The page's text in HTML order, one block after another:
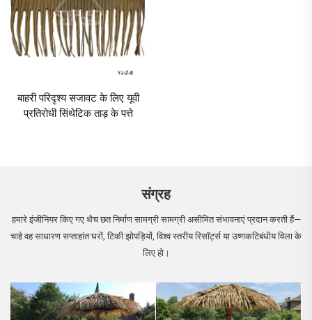
बाहरी परिदृश्य सजावट के लिए यूवी
प्रतिरोधी सिंथेटिक ताड़ के पत्ते
संग्रह
हमारे इंजीनियर किए गए थैच छत निर्माण सामग्री सामग्री असीमित संभावनाएं प्रदान करती हैं—
चाहे वह साधारण सप्ताहांत घरों, टिकी झोपड़ियों, विश्व स्तरीय रिसॉर्ट्स या उष्णकटिबंधीय विला के
लिए हो।